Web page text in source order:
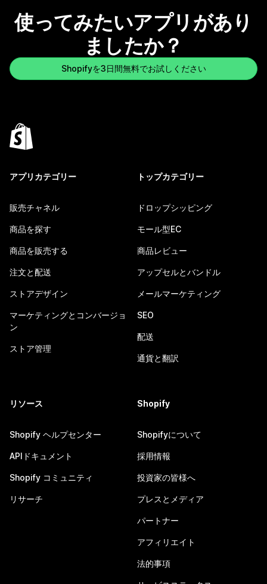
使ってみたいアプリがあり
ましたか？
Shopifyを3日間無料でお試しください
アプリカテゴリー
販売チャネル
商品を探す
商品を販売する
注文と配送
ストアデザイン
マーケティングとコンバージョ
ン
ストア管理
トップカテゴリー
ドロップシッピング
モール型EC
商品レビュー
アップセルとバンドル
メールマーケティング
SEO
配送
通貨と翻訳
リソース
Shopify ヘルプセンター
APIドキュメント
Shopify コミュニティ
リサーチ
Shopify
Shopifyについて
採用情報
投資家の皆様へ
プレスとメディア
パートナー
アフィリエイト
法的事項